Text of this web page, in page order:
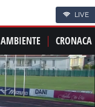
LIVE
AMBIENTE CRONACA